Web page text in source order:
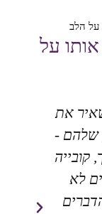
על הלב
על
את
שלהם -
קובייה
לא